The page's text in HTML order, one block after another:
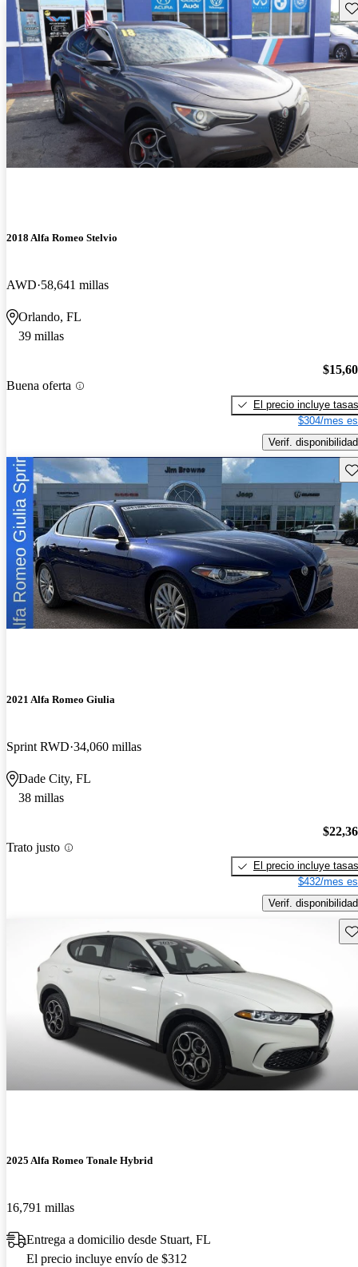
2018 Alfa Romeo Stelvio
AWD 58,641 millas
Orlando, FL
39 millas
Buena oferta
El precio incluye tasas
$304/mes
Verif. disponibilidad
2021 Alfa Romeo Giulia
Sprint RWD 34,060 millas
Dade City, FL
38 millas
Trato justo
El precio incluye tasas
$432/mes
Verif. disponibilidad
2025 Alfa Romeo Tonale Hybrid
16,791 millas
Entrega a domicilio desde Stuart, FL
El precio incluye envío de $312